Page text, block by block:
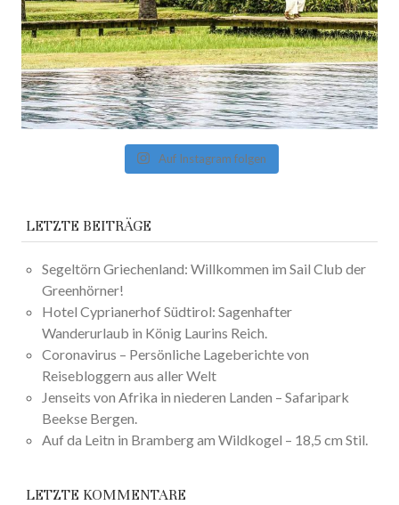
Auf Instagram folgen
LETZTE BEITRÄGE
Segeltörn Griechenland: Willkommen im Sail Club der
Greenhörner!
Hotel Cyprianerhof Südtirol: Sagenhafter
Wanderurlaub in König Laurins Reich.
Coronavirus – Persönliche Lageberichte von
Reisebloggern aus aller Welt
Jenseits von Afrika in niederen Landen – Safaripark
Beekse Bergen.
Auf da Leitn in Bramberg am Wildkogel – 18,5 cm Stil.
LETZTE KOMMENTARE